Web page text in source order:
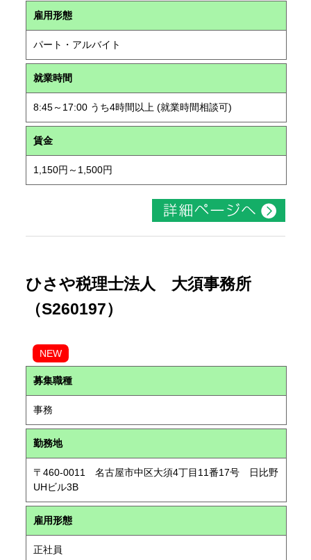
雇用形態
パート・アルバイト
就業時間
8:45～17:00 うち4時間以上 (就業時間相談可)
賃金
1,150円～1,500円
ひさや税理士法人 大須事務所
（S260197）
NEW
募集職種
事務
勤務地
〒460-0011 名古屋市中区大須4丁目11番17号 日比野
UHビル3B
雇用形態
正社員